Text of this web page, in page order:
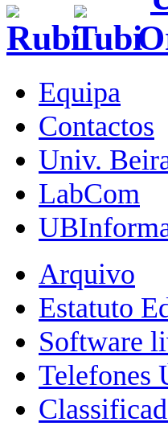
Equipa
Contactos
Univ.
LabCom
Arquivo
Estatuto
Software
Telefones